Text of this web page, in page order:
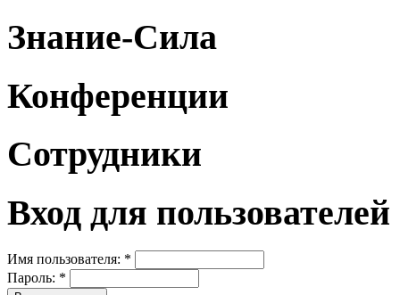
Знание-Сила
Конференции
Сотрудники
Вход для пользователей
Имя пользователя: *
Пароль: *